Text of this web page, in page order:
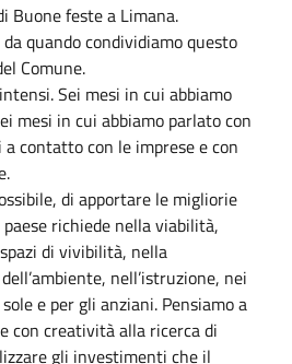
Buone feste a Limana.
quando condividiamo questo
Comune.
Sei mesi in cui abbiamo
mesi in cui abbiamo parlato con
a contatto con le imprese e con
di apportare le migliorie
richiede nella viabilità,
di vivibilità, nella
nell’istruzione, nei
e per gli anziani. Pensiamo a
con creatività alla ricerca di
gli investimenti che il